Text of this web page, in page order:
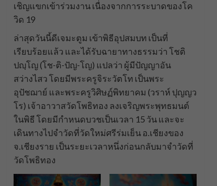
เชิญแขกเข้าร่วมงาน เนื่องจากการระบาดของโค
วิด 19
ล่าสุดวันนี้ดีเจมะตูม เข้าพิธีอุปสมบท เป็นที่
เรียบร้อยแล้ว และได้รับฉายาทางธรรมว่า โชติ
ปญฺโญ (โช-ติ-ปัญ-โญ) แปลว่า ผู้มีปัญญาอัน
สว่างไสว โดยมีพระครูจิระวัตโท เป็นพระ
อุปัชฌาย์ และพระครูวิศิษฏ์พิทยาคม (วราห์ ปุญญว
โร) เจ้าอาวาสวัดโพธิทอง ลงเจริญพระพุทธมนต์
ในพิธี โดยมีกำหนดบวชเป็นเวลา 15 วัน และจะ
เดินทางไปจำวัดที่วัดใหม่ศรีร่มเย็น อ.เชียงของ
จ.เชียงราย เป็นระยะเวลาหนึ่งก่อนกลับมาจำวัดที่
วัดโพธิทอง